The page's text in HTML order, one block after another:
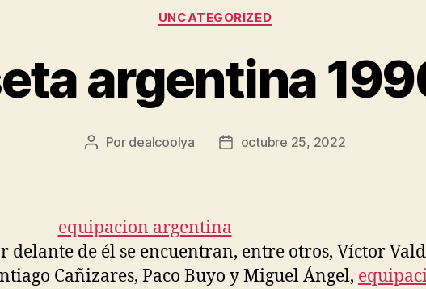
Categorías
UNCATEGORIZED
argentina
Autor
Por dealcoolya
Fechaoctubre 25, 2022
delante de él se encuentran, entre otros, Víctor
Cañizares, Paco Buyo y Miguel Ángel,